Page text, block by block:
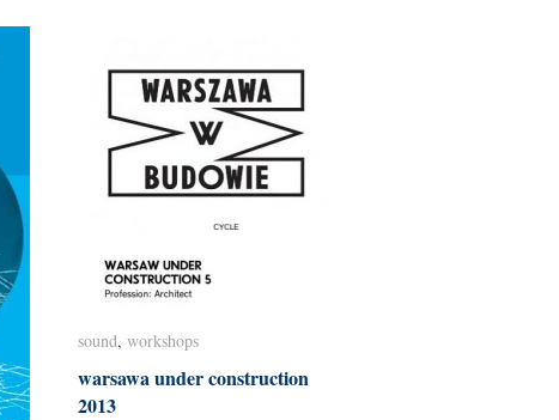
sound, workshops
warsawa under construction
2013
sound workshops
warsawa under construction
2013